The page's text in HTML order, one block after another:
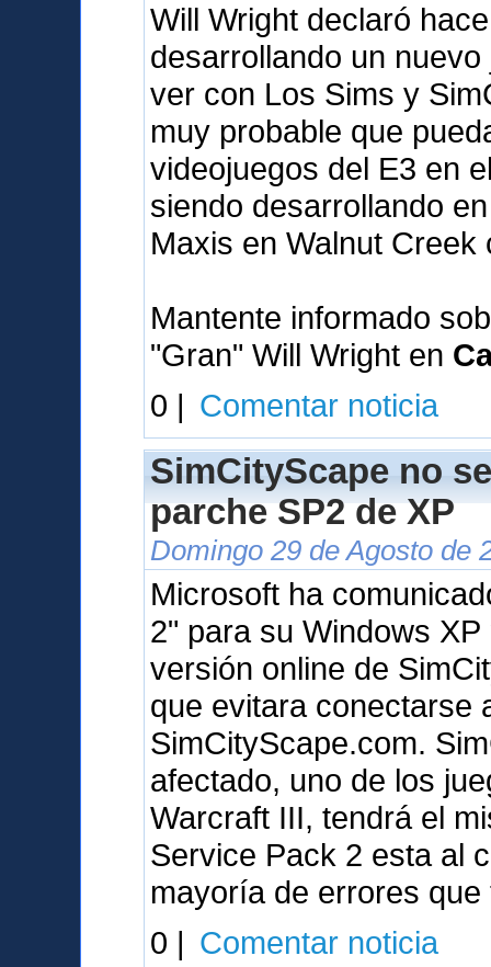
Will Wright declaró
desarrollando un
ver con Los Sims y
muy probable que
videojuegos del E3 en
siendo desarrollando
Maxis en Walnut
Mantente informado
"Gran" Will Wright en
0 | Comentar noticia
SimCityScape no
parche SP2 de XP
Domingo 29 de Agosto de
Microsoft ha
2" para su Windows
versión online de
que evitara conectarse
SimCityScape.com.
afectado, uno de los
Warcraft III, tendrá el
Service Pack 2 esta al
mayoría de errores que
0 | Comentar noticia